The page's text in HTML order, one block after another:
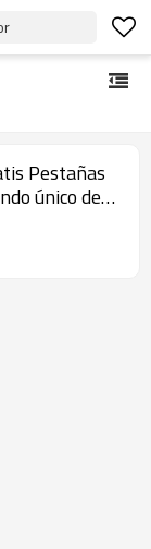
Pestañas
único de